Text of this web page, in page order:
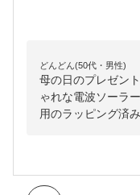
どんどん(50代・男性)
母の日のプレゼン
ゃれな電波ソーラ
用のラッピング済